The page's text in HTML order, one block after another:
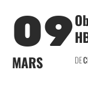
09
MARS DE